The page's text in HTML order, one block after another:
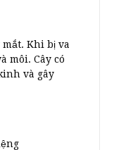
mắt. Khi bị va
môi. Cây có
và gây